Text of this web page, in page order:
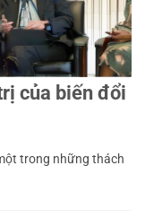
của biến đổi
trong những thách